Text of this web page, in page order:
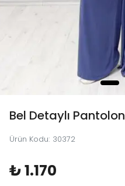
Bel Detaylı Pantolon
Ürün Kodu: 30372
₺ 1.170